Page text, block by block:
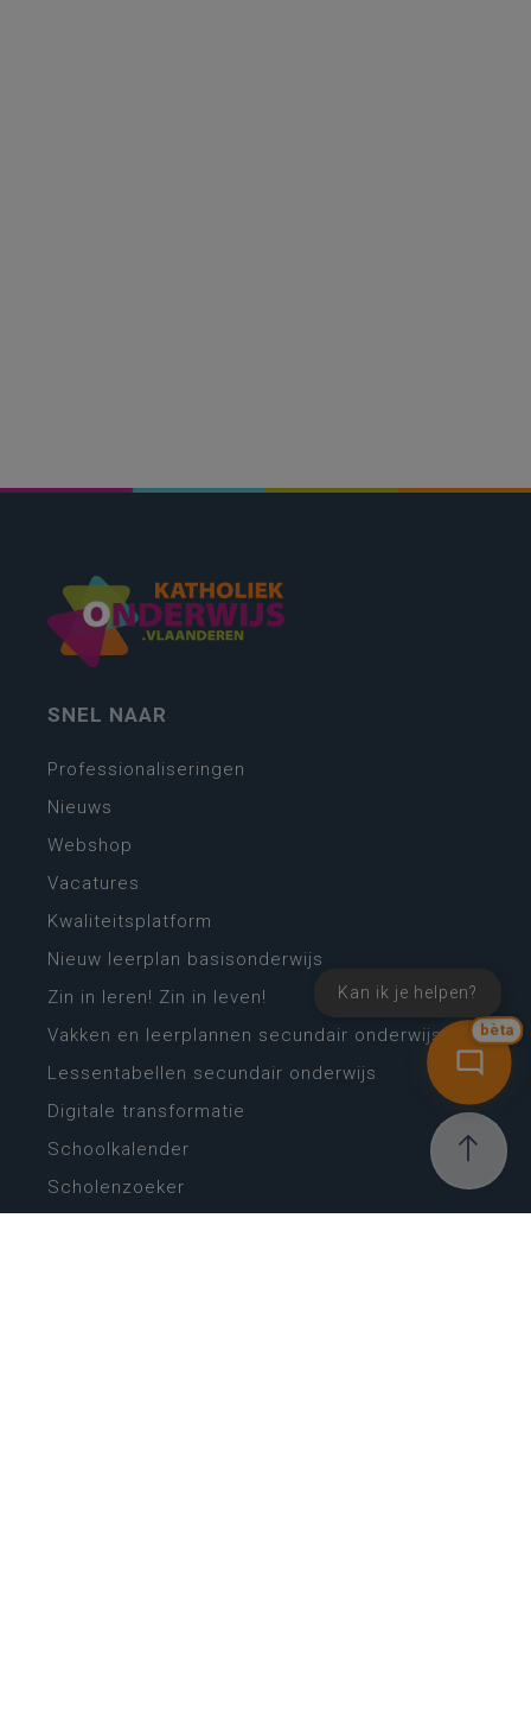
bèta
Kan ik je helpen?
SNEL NAAR
Professionaliseringen
Nieuws
Webshop
Vacatures
Kwaliteitsplatform
Nieuw leerplan basisonderwijs
Zin in leren! Zin in leven!
Vakken en leerplannen secundair onderwijs
Lessentabellen secundair onderwijs
Digitale transformatie
Schoolkalender
Scholenzoeker